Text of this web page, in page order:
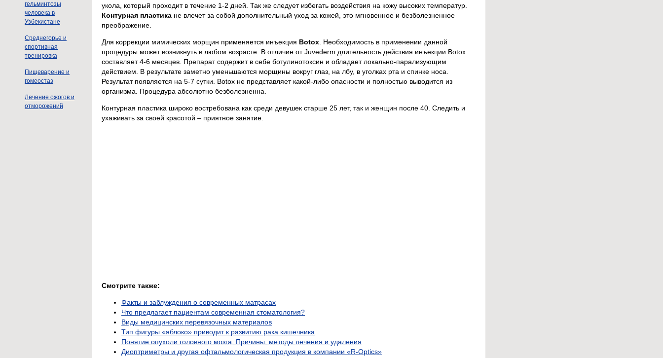
гельминтозы
человека в
Узбекистане
Среднегорье и
спортивная
тренировка
Пищеварение и
гомеостаз
Лечение ожогов и
отморожений
укола, который проходит в течение 1-2 дней. Так же следует избегать воздействия на кожу высоких температур.
Контурная пластика не влечет за собой дополнительный уход за кожей, это мгновенное и безболезненное
преображение.
Для коррекции мимических морщин применяется инъекция Botox . Необходимость в применении данной
процедуры может возникнуть в любом возрасте. В отличие от Juvederm длительность действия инъекции Botox
составляет 4-6 месяцев. Препарат содержит в себе ботулинотоксин и обладает локально-парализующим
действием. В результате заметно уменьшаются морщины вокруг глаз, на лбу, в уголках рта и спинке носа.
Результат появляется на 5-7 сутки. Botox не представляет какой-либо опасности и полностью выводится из
организма. Процедура абсолютно безболезненна.
Контурная пластика широко востребована как среди девушек старше 25 лет, так и женщин после 40. Следить и
ухаживать за своей красотой – приятное занятие.
Смотрите также:
Факты и заблуждения о современных матрасах
Что предлагает пациентам современная стоматология?
Виды медицинских перевязочных материалов
Тип фигуры «яблоко» приводит к развитию рака кишечника
Понятие опухоли головного мозга: Причины, методы лечения и удаления
Диоптриметры и другая офтальмологическая продукция в компании «R-Optics»